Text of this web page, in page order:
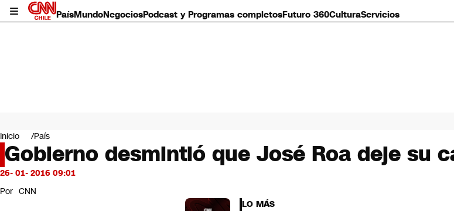
PaísMundoNegociosPodcast y Programas completosFuturo 360CulturaServicios
Mundo
Negocios
Deportes
Programas completos
Servicios
Inicio País
Gobierno desmintió que José Roa deje su
26- 01- 2016 09:01
Por CNN
LO MÁS